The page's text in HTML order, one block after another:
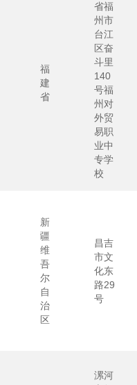
福
建
省
省福
州市
台江
区奋
斗里
140
号福
州对
外贸
易职
业中
专学
校
新
疆
维
吾
尔
自
治
区
昌吉
市文
化东
路29
号
漯河